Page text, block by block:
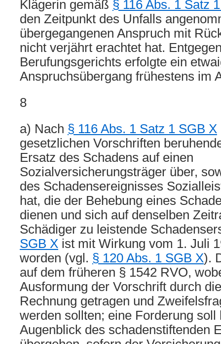
Klägerin gemäß § 116 Abs. 1 Satz
den Zeitpunkt des Unfalls
übergegangenen Anspruch mit
nicht verjährt erachtet hat.
Berufungsgerichts erfolgte ein
Anspruchsübergang frühestens im
8
a) Nach § 116 Abs. 1 Satz 1 SGB X
gesetzlichen Vorschriften
Ersatz des Schadens auf einen
Sozialversicherungsträger über,
des Schadensereignisses
hat, die der Behebung eines
dienen und sich auf denselben
Schädiger zu leistende
SGB X ist mit Wirkung vom 1. Juli
worden (vgl. § 120 Abs. 1 SGB X).
auf dem früheren § 1542 RVO,
Ausformung der Vorschrift durch
Rechnung getragen und
werden sollten; eine Forderung soll
Augenblick des schadenstiftenden